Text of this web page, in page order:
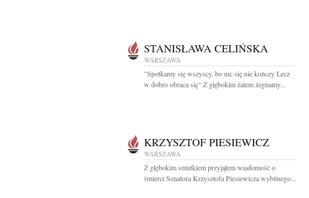
STANISŁAWA CELIŃSKA
WARSZAWA
"Spotkamy się wszyscy, bo nic się nie kończy Lecz
w dobro obraca się" Z głębokim żalem żegnamy...
KRZYSZTOF PIESIEWICZ
WARSZAWA
Z głębokim smutkiem przyjąłem wiadomość o
śmierci Senatora Krzysztofa Piesiewicza wybitnego...